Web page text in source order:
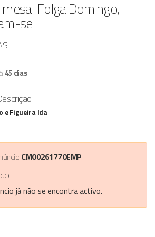
Folga Domingo,
se
45 dias
e Figueira lda
CM00261770EMP
já não se encontra activo.